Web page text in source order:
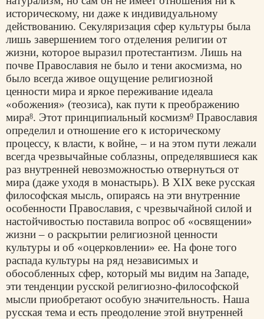
историческому, ни даже к индивидуальному
действованию. Секуляризация сфер культуры была
лишь завершением того отделения религии от
жизни, которое выразил протестантизм. Лишь на
почве Православия не было и тени акосмизма, но
было всегда живое ощущение религиозной
ценности мира и яркое переживание идеала
«обожения» (теозиса), как пути к преображению
мира8. Этот принципиальный космизм9 Православия
определил и отношение его к историческому
процессу, к власти, к войне, – и на этом пути лежали
всегда чрезвычайные соблазны, определявшиеся как
раз внутренней невозможностью отвернуться от
мира (даже уходя в монастырь). В XIX веке русская
философская мысль, опираясь на эти внутренние
особенности Православия, с чрезвычайной силой и
настойчивостью поставила вопрос об «освящении»
жизни – о раскрытии религиозной ценности
культуры и об «оцерковлении» ее. На фоне того
распада культуры на ряд независимых и
обособленных сфер, который мы видим на Западе,
эти тенденции русской религиозно-философской
мысли приобретают особую значительность. Наша
русская тема и есть преодоление этой внутренней